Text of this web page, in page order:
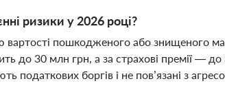
ризики у 2026 році?
вартості пошкодженого або знищеного
до 30 млн грн, а за страхові премії —
податкових боргів і не пов’язані з